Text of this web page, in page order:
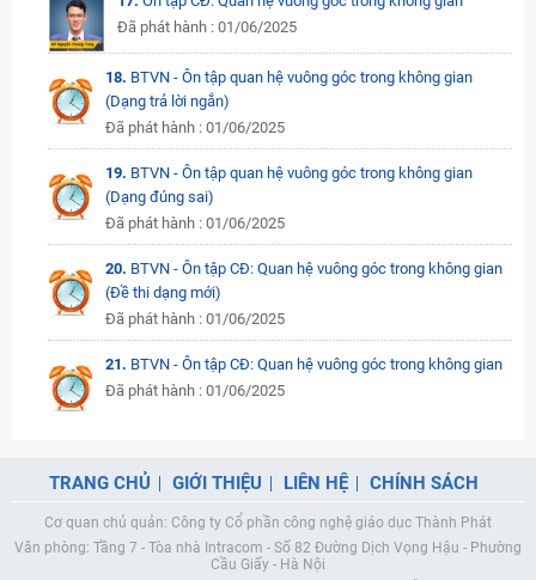
Đã phát hành : 01/06/2025
18. BTVN - Ôn tập quan hệ vuông góc trong không gian
(Dạng trả lời ngắn)
Đã phát hành : 01/06/2025
19. BTVN - Ôn tập quan hệ vuông góc trong không gian
(Dạng đúng sai)
Đã phát hành : 01/06/2025
20. BTVN - Ôn tập CĐ: Quan hệ vuông góc trong không gian
(Đề thi dạng mới)
Đã phát hành : 01/06/2025
21. BTVN - Ôn tập CĐ: Quan hệ vuông góc trong không gian
Đã phát hành : 01/06/2025
TRANG CHỦ GIỚI THIỆU LIÊN HỆ CHÍNH SÁCH
Cơ quan chủ quản: Công ty Cổ phần công nghệ giáo dục Thành Phát
Văn phòng: Tầng 7 - Tòa nhà Intracom - Số 82 Đường Dịch Vọng Hậu - Phường
Cầu Giấy - Hà Nội